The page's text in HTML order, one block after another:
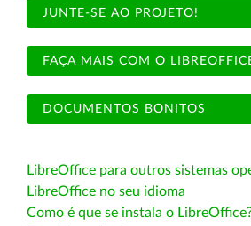
JUNTE-SE AO PROJETO!
FAÇA MAIS COM O
DOCUMENTOS BONITOS
LibreOffice para outros sistemas
LibreOffice no seu idioma
Como é que se instala o